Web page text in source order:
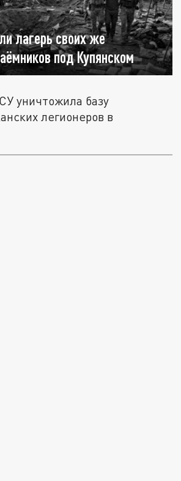
лагерь своих же
под Купянском
уничтожила базу
легионеров в